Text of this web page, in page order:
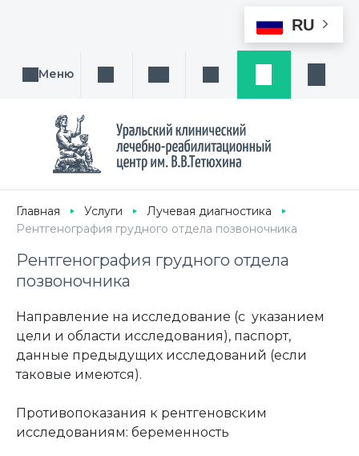
RU
Меню Поиск услуги, направления или врача
Написать намЗаказ звонка
Главная Услуги
Лучевая диагностика
Рентгенография грудного отдела позвоночника
Рентгенография грудного отдела
позвоночника
Направление на исследование (с указанием
цели и области исследования), паспорт,
данные предыдущих исследований (если
таковые имеются).
Противопоказания к рентгеновским
исследованиям: беременность